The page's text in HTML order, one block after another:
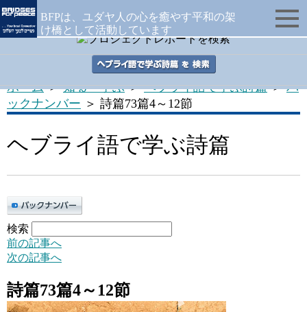
BFPは、ユダヤ人の心を癒やす平和の架
け橋として活動しています
ホーム＞知る・学ぶ＞ヘブライ語で学ぶ詩篇＞バ
ックナンバー ＞ 詩篇73篇4～12節
ヘブライ語で学ぶ詩篇
検索
前の記事へ
次の記事へ
詩篇73篇4～12節